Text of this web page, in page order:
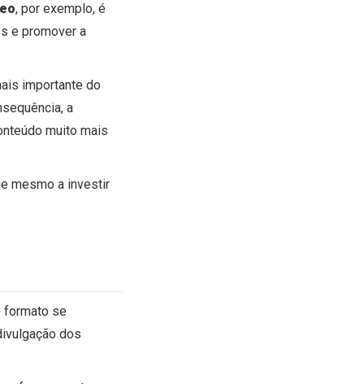
, por exemplo, é
e promover a
importante do
a
muito mais
mesmo a investir
formato se
dos